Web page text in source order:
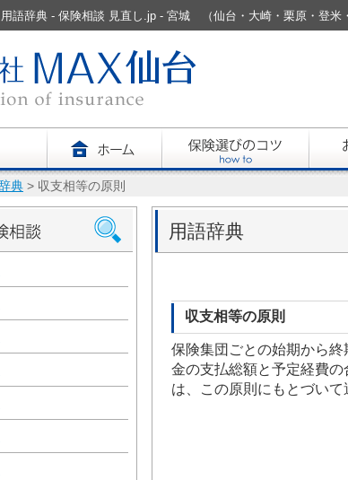
語辞典 - 保険相談 見直し.jp - 宮城 （仙台・大崎・栗原・登米
典 > 収支相等の原則
用語辞典
収支相等の原則
保険集団ごとの始期から
金の支払総額と予定経費
は、この原則にもとづいて